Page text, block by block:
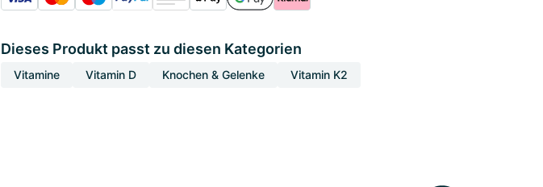
Dieses Produkt passt zu diesen Kategorien
Vitamine Vitamin D Knochen & Gelenke Vitamin K2